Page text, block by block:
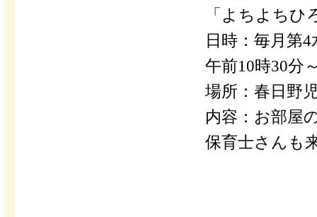
「よちよちひ
日時：毎月第
午前10時30分
場所：春日野
内容：お部屋
保育士さんも